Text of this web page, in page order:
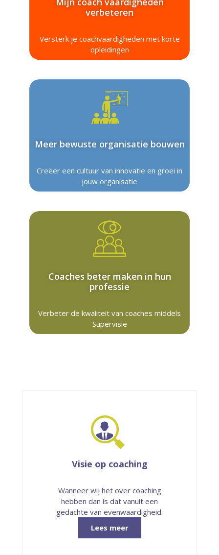
verbeteren
Versterk je coachvaardigheden met korte
opleidingen
Meer bewuste organisatie bouwen
Creëer een cultuur van innovatie en groei in
jouw organisatie
Coaches beter maken in hun
professie
Verbeter de kwaliteit van coaches middels
Supervisie
Visie op coaching
Wanneer wij het over coaching
hebben dan is dat vanuit een
gedachte van even­waardig­heid.
Lees meer